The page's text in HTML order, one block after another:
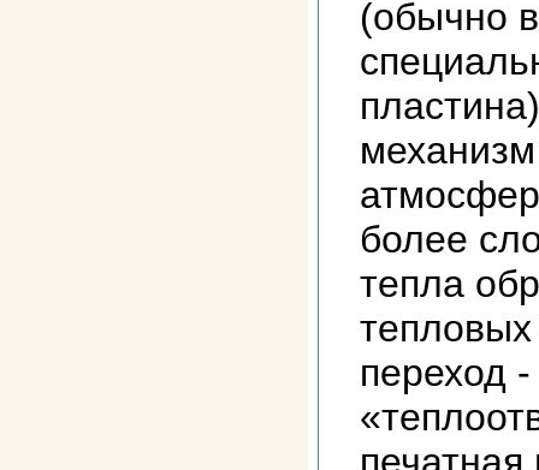
(обычно
более
тепла
переход